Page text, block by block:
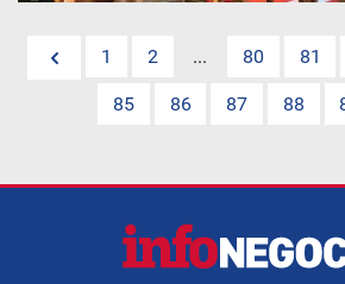
1 2 ... 80 81
85 86 87 88